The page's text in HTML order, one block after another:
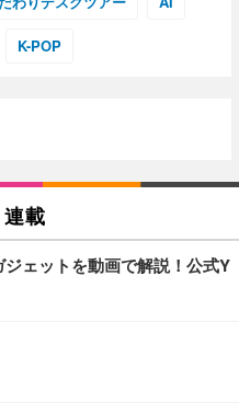
K-POP
載
ジェットを動画で解説！公式Y